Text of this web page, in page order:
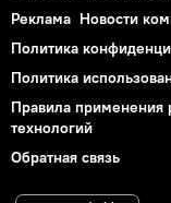
Реклама Новости
Политика
Политика
Правила применения
технологий
Обратная связь